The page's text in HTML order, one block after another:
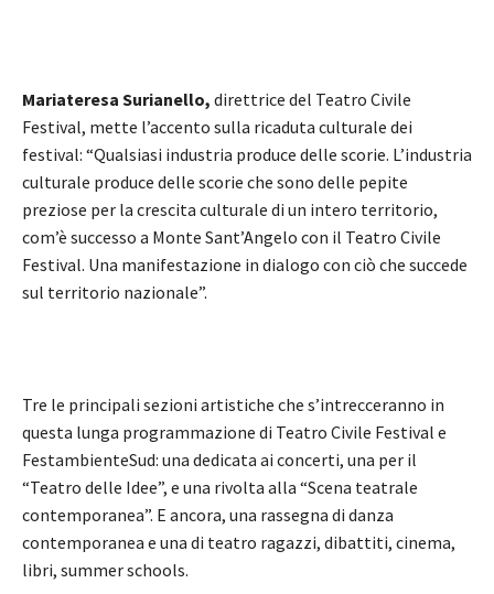
Mariateresa Surianello, direttrice del Teatro Civile
Festival, mette l’accento sulla ricaduta culturale dei
festival: “Qualsiasi industria produce delle scorie. L’industria
culturale produce delle scorie che sono delle pepite
preziose per la crescita culturale di un intero territorio,
com’è successo a Monte Sant’Angelo con il Teatro Civile
Festival. Una manifestazione in dialogo con ciò che succede
sul territorio nazionale”.
Tre le principali sezioni artistiche che s’intrecceranno in
questa lunga programmazione di Teatro Civile Festival e
FestambienteSud: una dedicata ai concerti, una per il
“Teatro delle Idee”, e una rivolta alla “Scena teatrale
contemporanea”. E ancora, una rassegna di danza
contemporanea e una di teatro ragazzi, dibattiti, cinema,
libri, summer schools.